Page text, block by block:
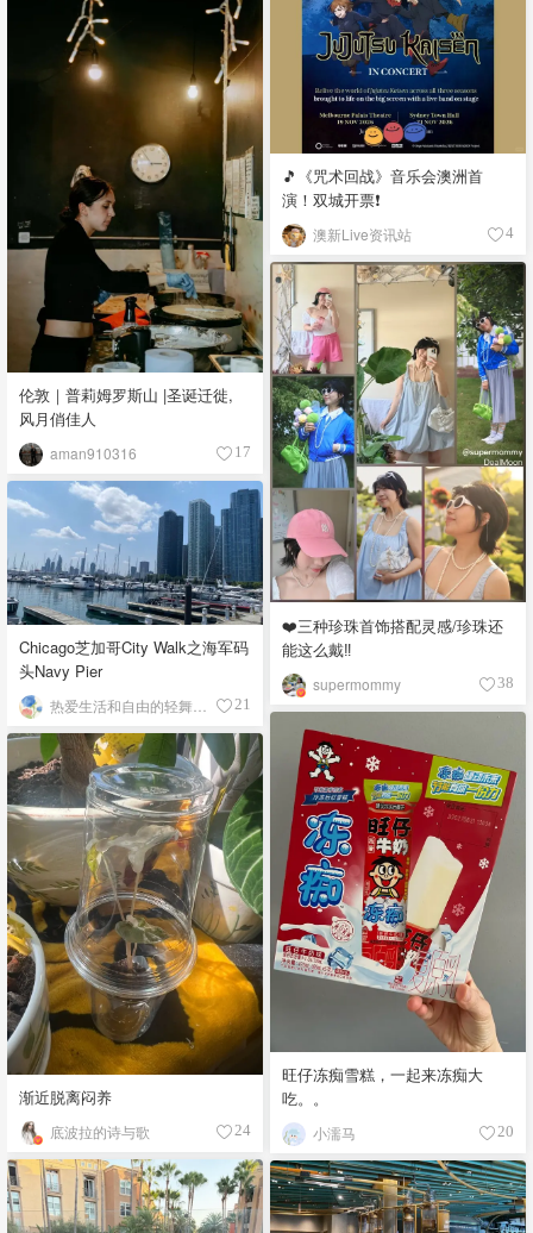
🎵《咒术回战》音乐会澳洲首
演！双城开票❗️
澳新Live资讯站 4
伦敦｜普莉姆罗斯山 |圣诞迁徙,
风月俏佳人
aman910316 17
❤️三种珍珠首饰搭配灵感/珍珠还
能这么戴‼️
supermommy 38
Chicago芝加哥City Walk之海军码
头Navy Pier
21
旺仔冻痴雪糕，一起来冻痴大
吃。。
小濡马 20
渐近脱离闷养
底波拉的诗与歌 24